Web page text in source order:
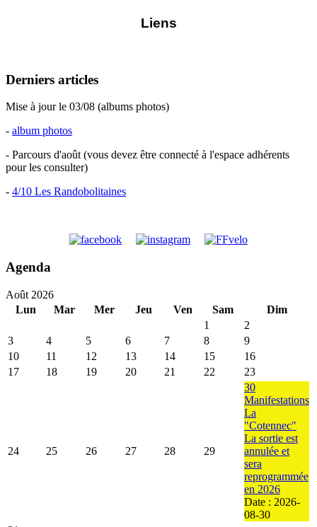
Liens
Derniers articles
Mise à jour le 03/08 (albums photos)
- album photos
- Parcours d'août (vous devez être connecté à l'espace adhérents
pour les consulter)
- 4/10 Les Randobolitaines
Agenda
Août 2026
Lun
Mar Mer Jeu Ven Sam
Dim
1
2
3
4 5 6 7 8
9
10
11 12 13 14 15
16
17
18 19 20 21 22 23
24 25 26 27 28 29
30
Manifestations
La
"Cotennec"
La sortie est
annulée et
sera
reprogrammée
en 2026
Date : 2026-
08-30